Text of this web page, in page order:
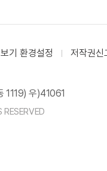
기 환경설정 저작권신
1119) 우)41061